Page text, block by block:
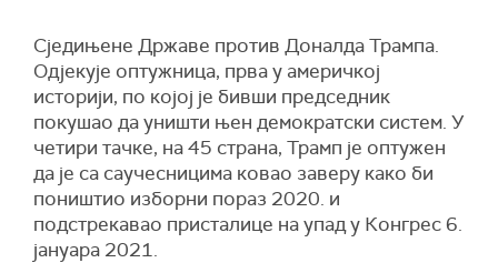
Сједињене Државе против Доналда Трампа.
Одјекује оптужница, прва у америчкој
историји, по којој је бивши председник
покушао да уништи њен демократски систем. У
четири тачке, на 45 страна, Трамп је оптужен
да је са саучесницима ковао заверу како би
поништио изборни пораз 2020. и
подстрекавао присталице на упад у Конгрес 6.
јануара 2021.